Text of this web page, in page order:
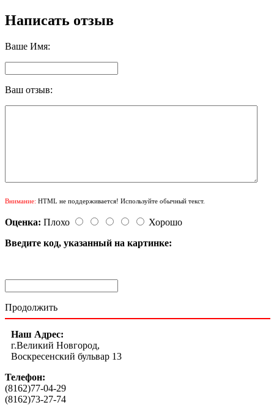
Написать отзыв
Ваше Имя:
Ваш отзыв:
Внимание: HTML не поддерживается! Используйте обычный текст.
Оценка: Плохо
Хорошо
Введите код, указанный на картинке:
Продолжить
Наш Адрес:
г.Великий Новгород,
Воскресенский бульвар 13
Телефон:
(8162)77-04-29
(8162)73-27-74